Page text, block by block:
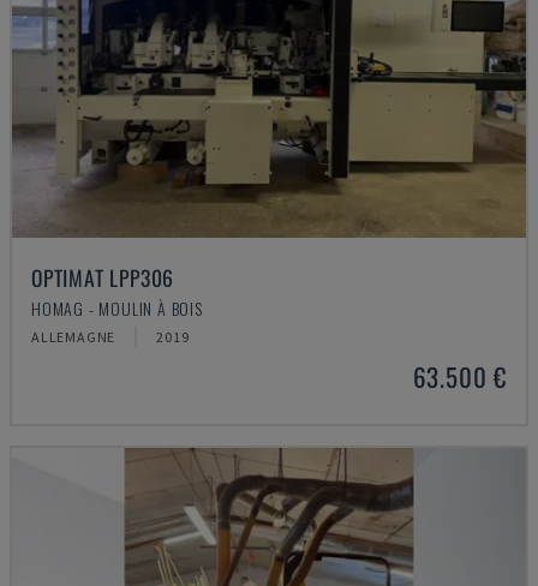
OPTIMAT LPP306
HOMAG - MOULIN À BOIS
ALLEMAGNE 2019
63.500 €